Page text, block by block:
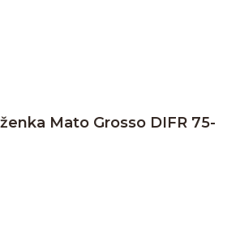
Mato Grosso DIFR 75-